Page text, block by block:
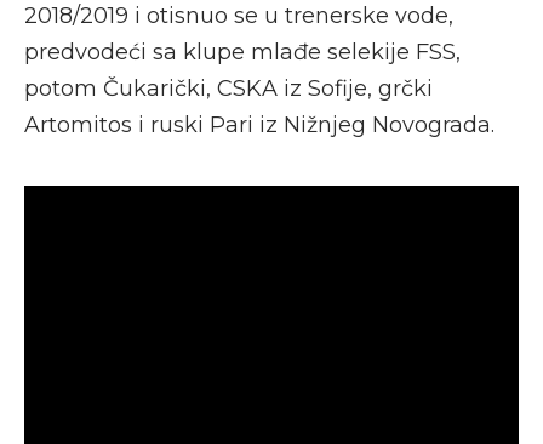
2018/2019 i otisnuo se u trenerske vode,
predvodeći sa klupe mlađe selekije FSS,
potom Čukarički, CSKA iz Sofije, grčki
Artomitos i ruski Pari iz Nižnjeg Novograda.